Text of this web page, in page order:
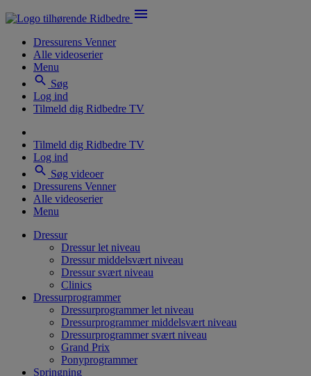
menu
Dressurens Venner
Alle videoserier
Menu
search Søg
Log ind
Tilmeld dig Ridbedre TV
Tilmeld dig Ridbedre TV
Log ind
search Søg videoer
Dressurens Venner
Alle videoserier
Menu
Dressur
Dressur let niveau
Dressur middelsvært niveau
Dressur svært niveau
Clinics
Dressurprogrammer
Dressurprogrammer let niveau
Dressurprogrammer middelsvært niveau
Dressurprogrammer svært niveau
Grand Prix
Ponyprogrammer
Springning